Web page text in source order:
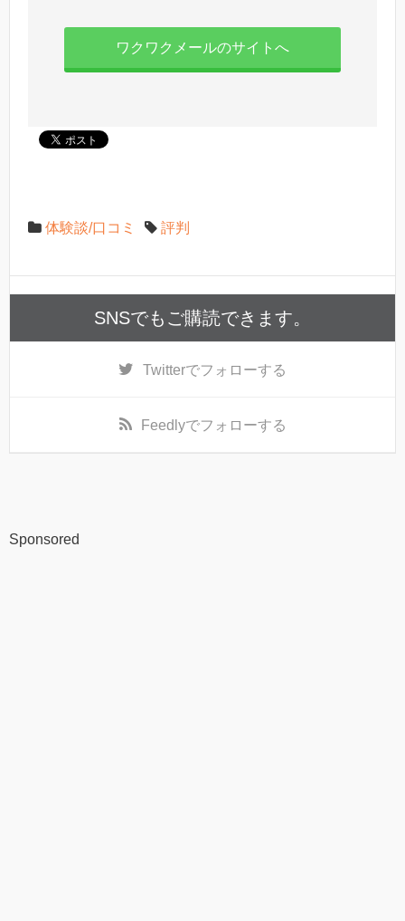
ワクワクメールのサイトへ
体験談/口コミ 評判
SNSでもご購読できます。
Twitterでフォローする
Feedlyでフォローする
Sponsored